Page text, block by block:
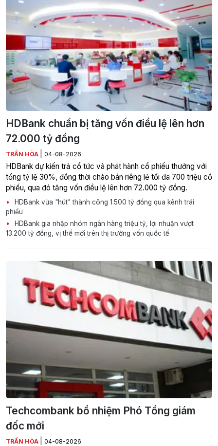
HDBank chuẩn bị tăng vốn điều lệ lên hơn
72.000 tỷ đồng
TRẦN HÒA 04-08-2026
HDBank dự kiến trả cổ tức và phát hành cổ phiếu thưởng với
tổng tỷ lệ 30%, đồng thời chào bán riêng lẻ tối đa 700 triệu cổ
phiếu, qua đó tăng vốn điều lệ lên hơn 72.000 tỷ đồng.
HDBank vừa "hút" thành công 1.500 tỷ đồng qua kênh trái
phiếu
HDBank gia nhập nhóm ngân hàng triệu tỷ, lợi nhuận vượt
13.200 tỷ đồng, vị thế mới trên thị trường vốn quốc tế
Techcombank bổ nhiệm Phó Tổng giám
đốc mới
TRẦN HÒA 04-08-2026